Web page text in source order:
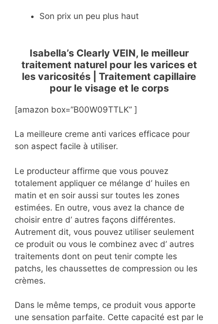
Son prix un peu plus haut
Isabella’s Clearly VEIN, le meilleur
traitement naturel pour les varices et
les varicosités | Traitement capillaire
pour le visage et le corps
[amazon box=”B00W09TTLK” ]
La meilleure creme anti varices efficace pour
son aspect facile à utiliser.
Le producteur affirme que vous pouvez
totalement appliquer ce mélange d’ huiles en
matin et en soir aussi sur toutes les zones
estimées. En outre, vous avez la chance de
choisir entre d’ autres façons différentes.
Autrement dit, vous pouvez utiliser seulement
ce produit ou vous le combinez avec d’ autres
traitements dont on peut tenir compte les
patchs, les chaussettes de compression ou les
crèmes.
Dans le même temps, ce produit vous apporte
une sensation parfaite. Cette capacité est par le